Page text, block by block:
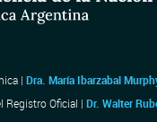
| Dra. María Ibarzabal
Registro Oficial | Dr. Walter